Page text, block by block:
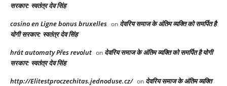
सरकार: स्वतंत्र देव सिंह
casino en Ligne bonus bruxelles on देवरिय समाज के अंतिम व्यक्ति को समर्पित है
योगी सरकार: स्वतंत्र देव सिंह
hrát automaty Přes revolut on देवरिय समाज के अंतिम व्यक्ति को समर्पित है योगी
सरकार: स्वतंत्र देव सिंह
http://Elitestproczechitas.jednoduse.cz/ on देवरिय समाज के अंतिम व्यक्ति